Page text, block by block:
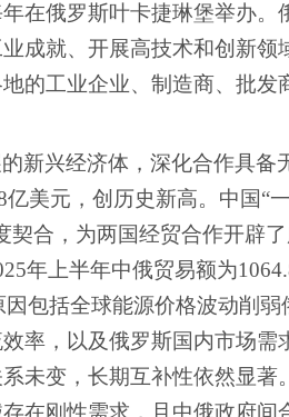
年在俄罗斯叶卡捷琳堡举办。
成就、开展高技术和创新领
的工业企业、制造商、批发
新兴经济体，深化合作具备
美元，创历史新高。中国“
契合，为两国经贸合作开辟
年上半年中俄贸易额为
包括全球能源价格波动削弱
率，以及俄罗斯国内市场需
未变，长期互补性依然显著
在刚性需求，且中俄政府间